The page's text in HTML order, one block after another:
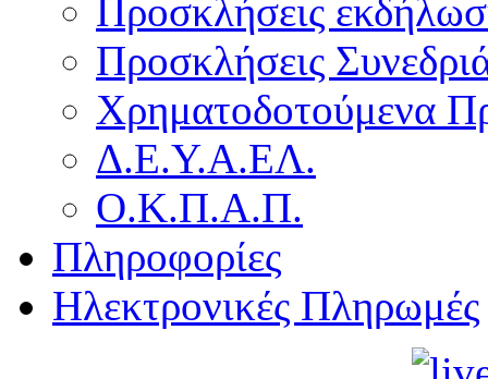
Προσκλήσεις
Προσκλήσεις
Χρηματοδοτούμενα
Δ.Ε.Υ.Α.ΕΛ.
Ο.Κ.Π.Α.Π.
Πληροφορίες
Ηλεκτρονικές Πληρωμές